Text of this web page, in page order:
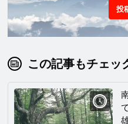
投
この記事もチェッ